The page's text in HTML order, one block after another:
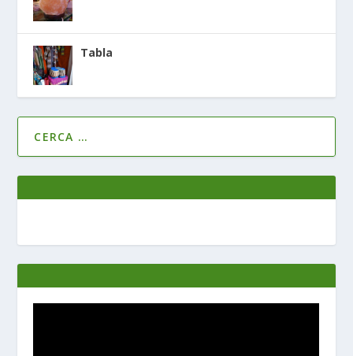
Tabla